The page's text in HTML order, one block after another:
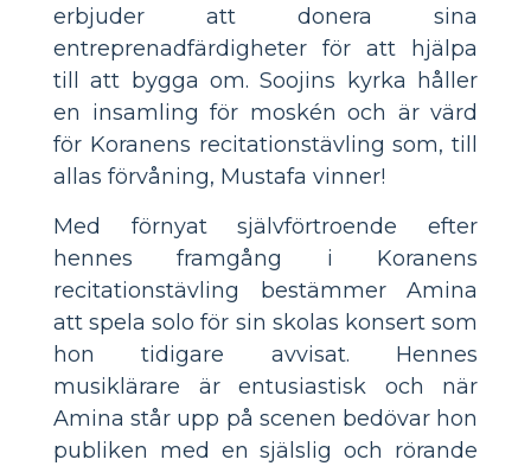
erbjuder att donera sina
entreprenadfärdigheter för att hjälpa
till att bygga om. Soojins kyrka håller
en insamling för moskén och är värd
för Koranens recitationstävling som, till
allas förvåning, Mustafa vinner!
Med förnyat självförtroende efter
hennes framgång i Koranens
recitationstävling bestämmer Amina
att spela solo för sin skolas konsert som
hon tidigare avvisat. Hennes
musiklärare är entusiastisk och när
Amina står upp på scenen bedövar hon
publiken med en själslig och rörande